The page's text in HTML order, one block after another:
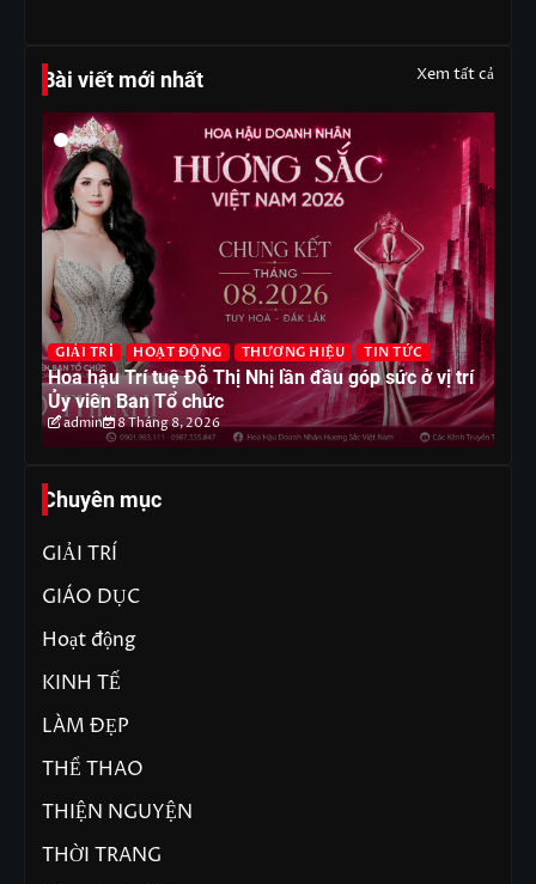
Bài viết mới nhất Xem tất cả
GIẢI TRÍ HOẠT ĐỘNG THƯƠNG HIỆU TIN TỨC
Hoa hậu Trí tuệ Đỗ Thị Nhị lần đầu góp sức ở vị trí
Ủy viên Ban Tổ chức
admin 8 Tháng 8, 2026
Chuyên mục
GIẢI TRÍ
GIÁO DỤC
Hoạt động
KINH TẾ
LÀM ĐẸP
THỂ THAO
THIỆN NGUYỆN
THỜI TRANG